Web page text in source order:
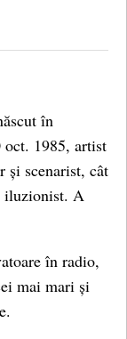
în
1985, artist
și scenarist, cât
iluzionist. A
în radio,
mai mari și